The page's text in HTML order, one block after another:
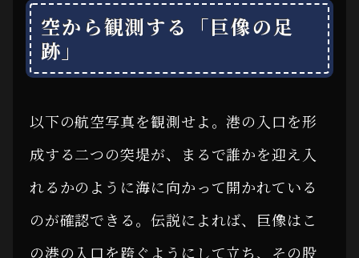
空から観測する「巨像の足
跡」
以下の航空写真を観測せよ。港の入口を形
成する二つの突堤が、まるで誰かを迎え入
れるかのように海に向かって開かれている
のが確認できる。伝説によれば、巨像はこ
の港の入口を跨ぐようにして立ち、その股